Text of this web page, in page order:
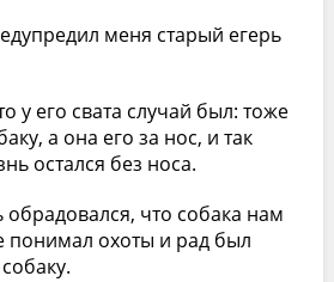
меня старый егерь
у его свата случай был: тоже
а она его за нос, и так
остался без носа.
что собака нам
понимал охоты и рад был